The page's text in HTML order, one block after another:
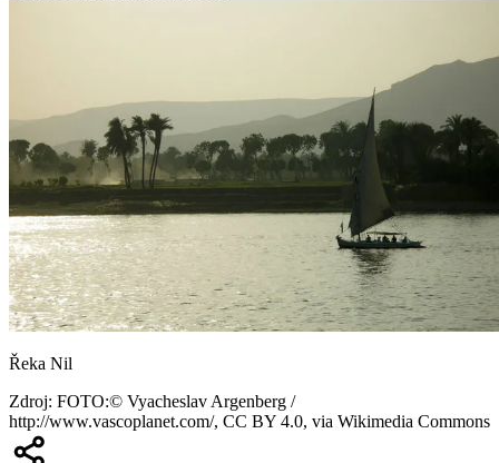
Řeka Nil
Zdroj: FOTO:© Vyacheslav Argenberg /
http://www.vascoplanet.com/, CC BY 4.0, via Wikimedia Commons